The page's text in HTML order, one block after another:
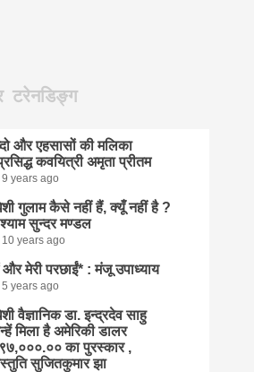
टरेनडिङ्ग
और एहसासों की मलिका
कवयित्री अमृता प्रीतम
9 years ago
गुलाम कैसे नहीं हैं, क्यूँ नहीं है ?
सुन्दर मण्डल
10 years ago
मेरी परछाईं* : मंजू उपाध्याय
5 years ago
वैज्ञानिक डा. इन्द्रदेव साहु
मिला है अमेरिकी डालर
का पुरस्कार ,
सुजितकुमार झा